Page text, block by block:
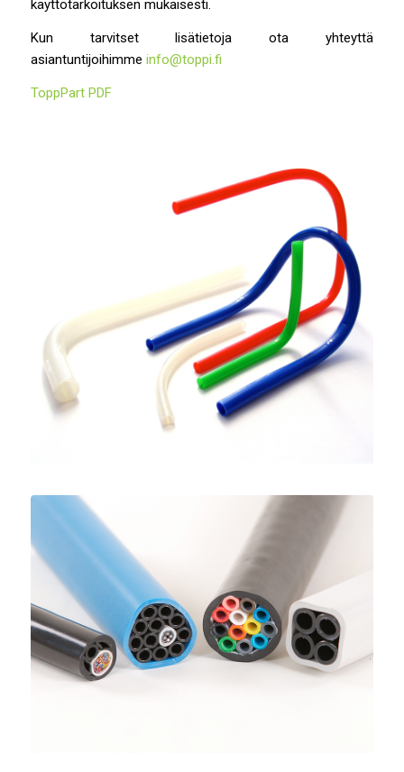
käyttötarkoituksen mukaisesti.
Kun tarvitset lisätietoja ota yhteyttä
asiantuntijoihimme info@toppi.fi
ToppPart PDF